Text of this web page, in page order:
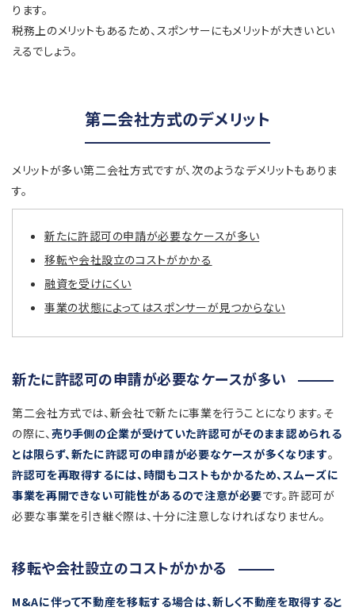
ります。
税務上のメリットもあるため、スポンサーにもメリットが大きいとい
えるでしょう。
第二会社方式のデメリット
メリットが多い第二会社方式ですが、次のようなデメリットもありま
す。
新たに許認可の申請が必要なケースが多い
移転や会社設立のコストがかかる
融資を受けにくい
事業の状態によってはスポンサーが見つからない
新たに許認可の申請が必要なケースが多い
第二会社方式では、新会社で新たに事業を行うことになります。そ
の際に、 売り手側の企業が受けていた許認可がそのまま認められる
とは限らず、新たに許認可の申請が必要なケースが多くなります。
許認可を再取得するには、時間もコストもかかるため、スムーズに
事業を再開できない可能性があるので注意が必要です。許認可が
必要な事業を引き継ぐ際は、十分に注意しなければなりません。
移転や会社設立のコストがかかる
M&Aに伴って不動産を移転する場合は、新しく不動産を取得すると